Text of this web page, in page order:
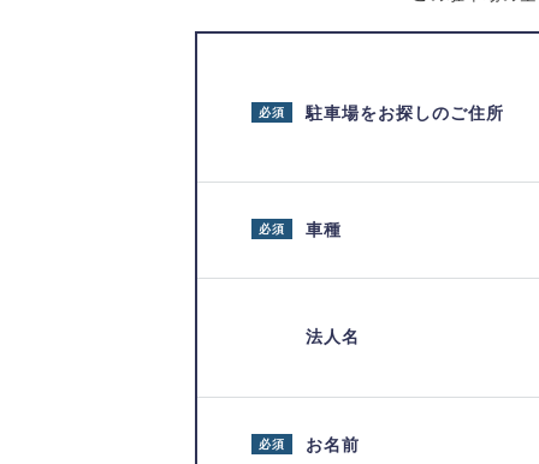
駐車場をお探しのご住所
必須
車種
必須
法人名
お名前
必須